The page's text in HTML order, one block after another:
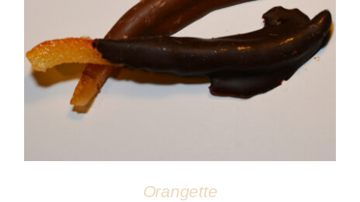
DÉTAILS
Orangette